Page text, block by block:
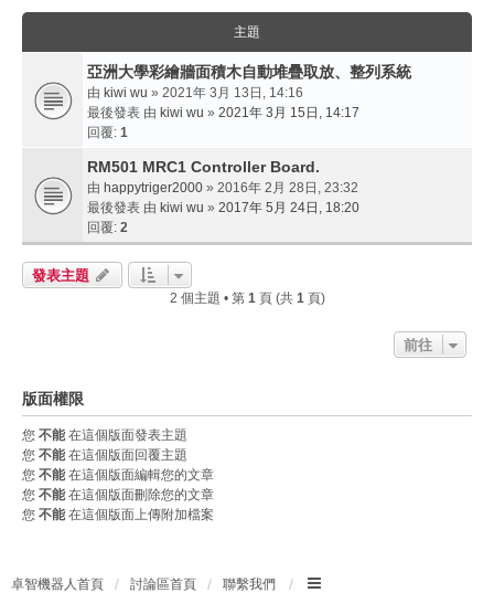
主題
亞洲大學彩繪牆面積木自動堆疊取放、整列系統
由 kiwi wu » 2021年 3月 13日, 14:16
最後發表 由 kiwi wu » 2021年 3月 15日, 14:17
回覆: 1
RM501 MRC1 Controller Board.
由 happytriger2000 » 2016年 2月 28日, 23:32
最後發表 由 kiwi wu » 2017年 5月 24日, 18:20
回覆: 2
發表主題
2 個主題 • 第 1頁 (共 1頁)
前往
版面權限
您 不能在這個版面發表主題
您 不能在這個版面回覆主題
您 不能在這個版面編輯您的文章
您 不能在這個版面刪除您的文章
您 不能在這個版面上傳附加檔案
卓智機器人首頁 討論區首頁 聯繫我們